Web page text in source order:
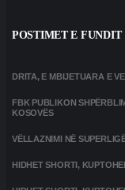
POSTIMET E FUNDIT
DRITA, E MBIJETUARA E
FBK PUBLIKON
KOSOVËS
VËLLAZNIMI NË
HIDHET SHORTI,